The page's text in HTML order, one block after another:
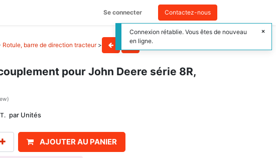
Se connecter Contactez-nous
Rotule, barre de direction tracteur>
pour John Deere série 8R,
par Unités
AJOUTER AU PANIER
Connexion rétablie. Vous êtes de nouveau
en ligne.